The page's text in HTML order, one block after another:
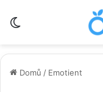
Domů / Emotient